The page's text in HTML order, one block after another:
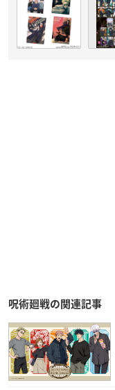
呪術廻戦の関連記事